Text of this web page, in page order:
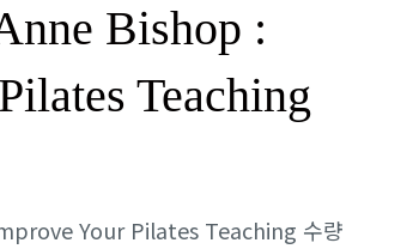
Bishop :
Teaching
Your Pilates Teaching 수량